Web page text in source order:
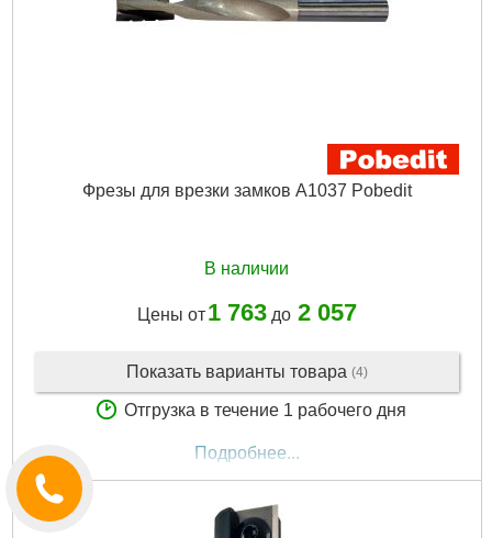
Фрезы для врезки замков A1037 Pobedit
В наличии
Цены от 1 763до 2 057
Показать варианты товара (4)
Отгрузка в течение 1 рабочего дня
Подробнее...